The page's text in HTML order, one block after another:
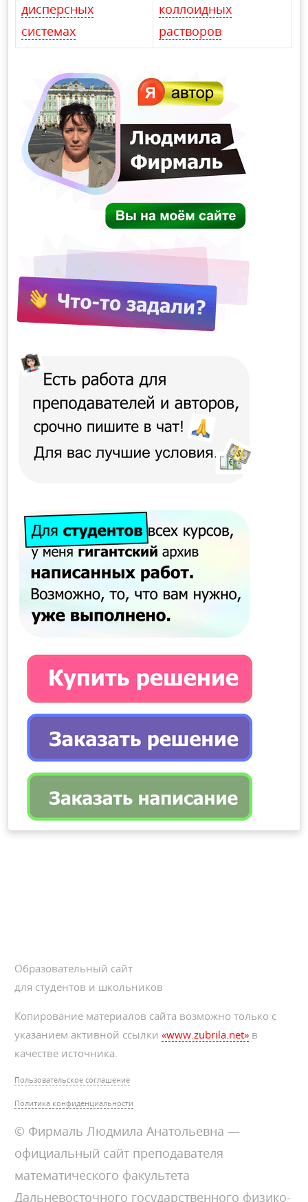
дисперсных
системах
коллоидных
растворов
Образовательный сайт
для студентов и школьников
Копирование материалов сайта возможно только с
указанием активной ссылки«www.zubrila.net» в
качестве источника.
Пользовательское соглашение
Политика конфиденциальности
© Фирмаль Людмила Анатольевна —
официальный сайт преподавателя
математического факультета
Дальневосточного государственного физико-